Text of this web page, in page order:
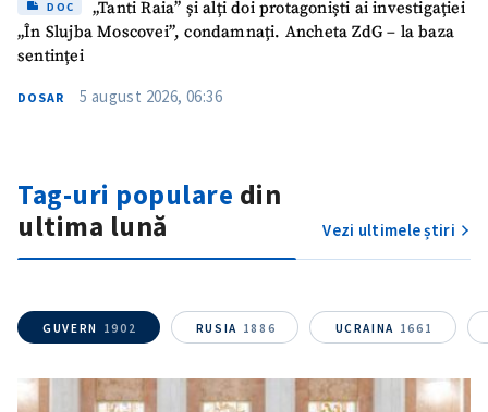
DOC
„Tanti Raia” și alți doi protagoniști ai investigației
„În Slujba Moscovei”, condamnați. Ancheta ZdG – la baza
sentinței
DOSAR 5 august 2026, 06:36
Tag-uri populare din
ultima lună
Vezi ultimele știri
GUVERN 1902 RUSIA 1886 UCRAINA 1661
Nume+ Numele meu
Email+ Emailul meu
Am citit și sunt de
acord cu